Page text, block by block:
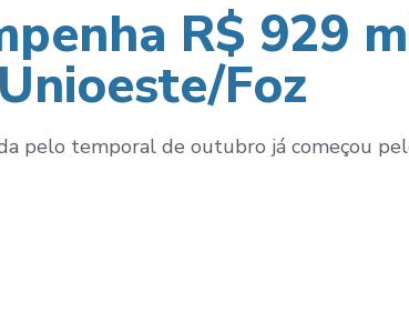
R$ 929
Foz
pelo temporal de outubro já começou